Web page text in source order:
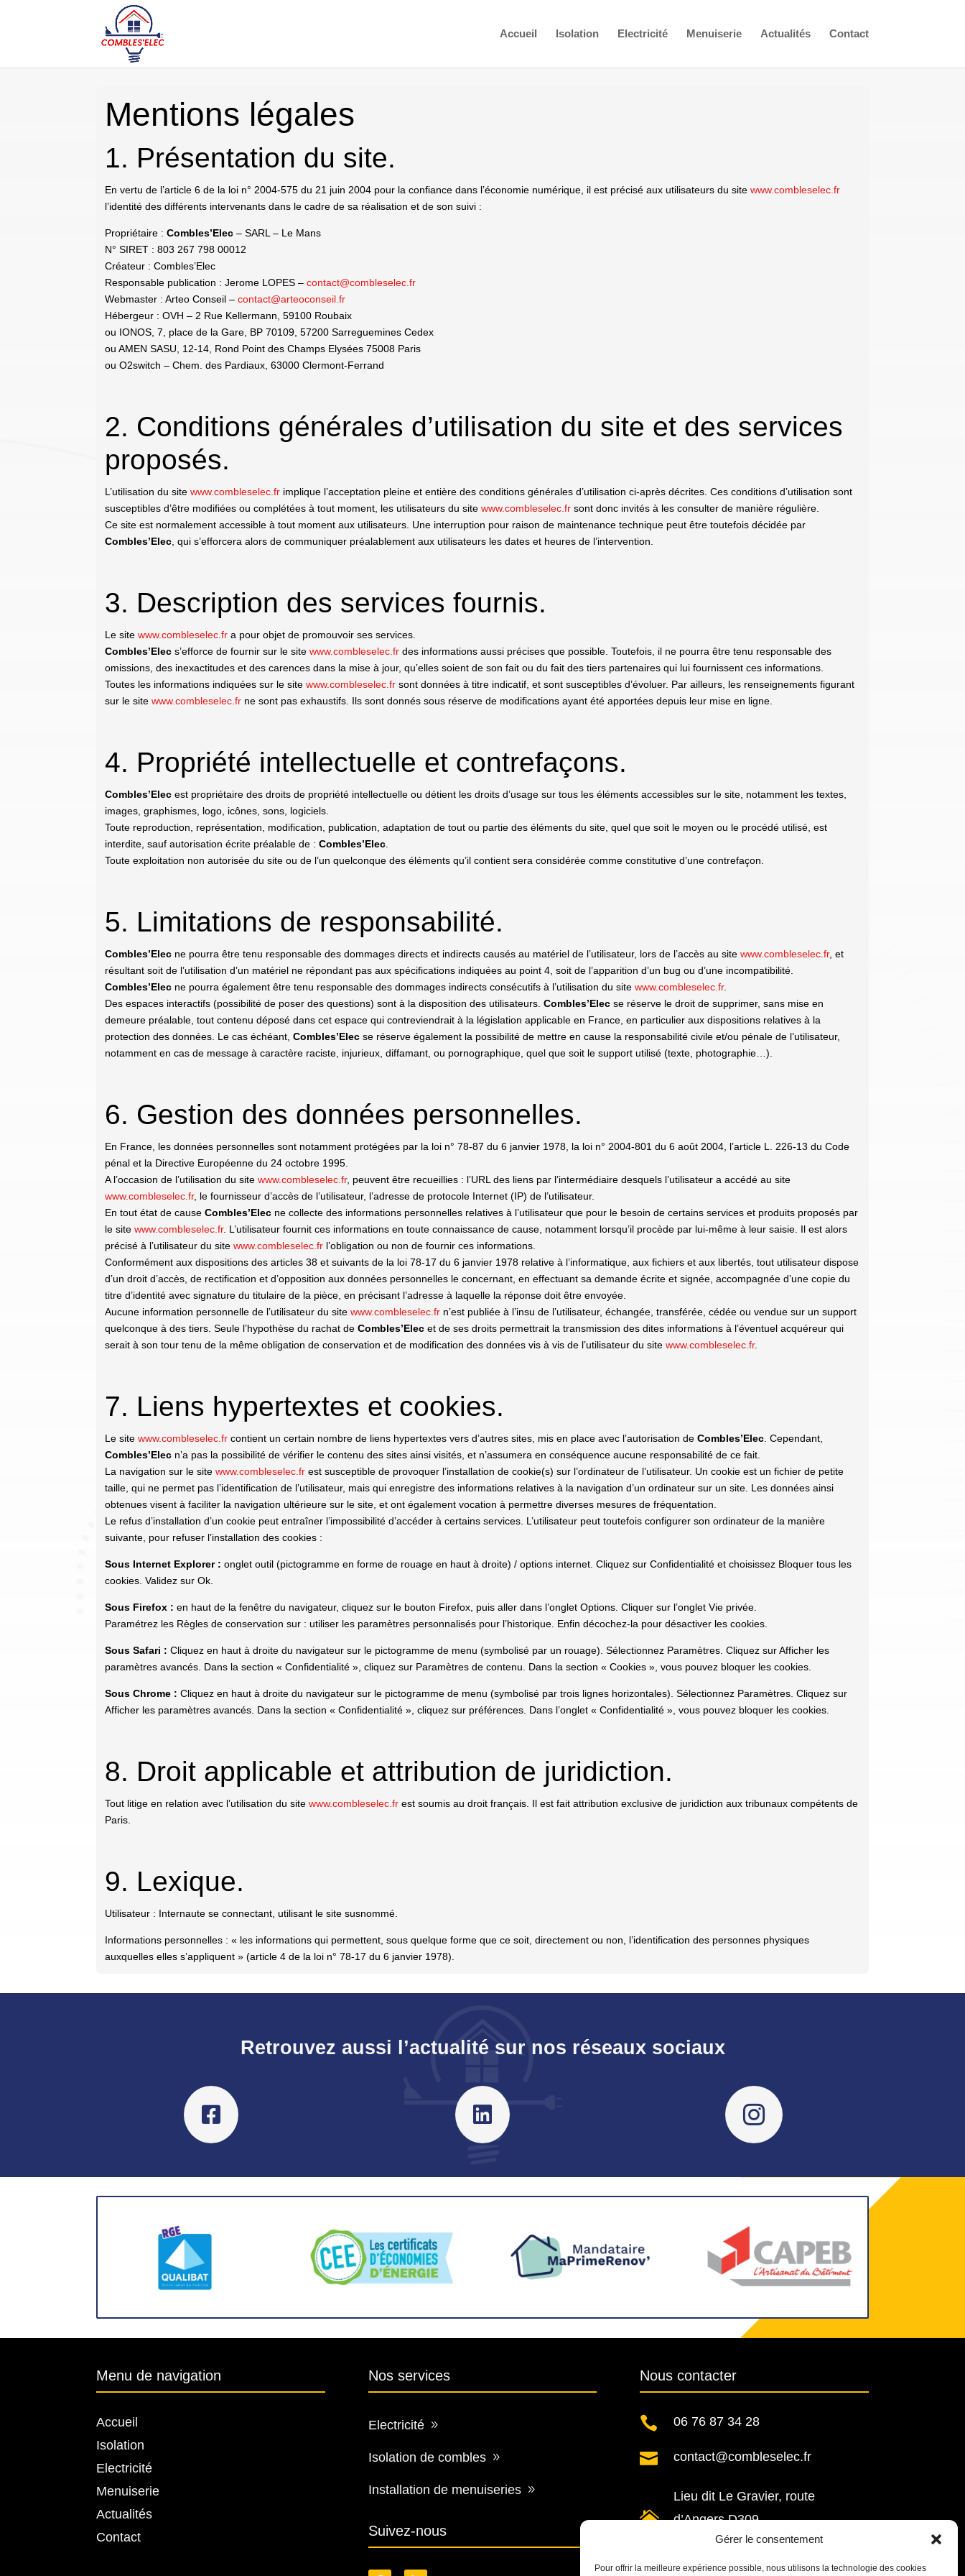
Gérer le consentement
Pour offrir la meilleure expérience possible, nous utilisons la technologie des cookies
Accueil Isolation Electricité Menuiserie Actualités Contact
Mentions légales
1. Présentation du site.
En vertu de l’article 6 de la loi n° 2004-575 du 21 juin 2004 pour la confiance dans l’économie numérique, il est précisé aux utilisateurs du sitewww.combleselec.fr
l’identité des différents intervenants dans le cadre de sa réalisation et de son suivi :
Propriétaire :Combles’Elec – SARL – Le Mans
N° SIRET : 803 267 798 00012
Créateur : Combles’Elec
Responsable publication : Jerome LOPES –contact@combleselec.fr
Webmaster : Arteo Conseil –contact@arteoconseil.fr
Hébergeur : OVH – 2 Rue Kellermann, 59100 Roubaix
ou IONOS, 7, place de la Gare, BP 70109, 57200 Sarreguemines Cedex
ou AMEN SASU, 12-14, Rond Point des Champs Elysées 75008 Paris
ou O2switch – Chem. des Pardiaux, 63000 Clermont-Ferrand
2. Conditions générales d’utilisation du site et des services
proposés.
L’utilisation du sitewww.combleselec.fr implique l’acceptation pleine et entière des conditions générales d’utilisation ci-après décrites. Ces conditions d’utilisation sont
susceptibles d’être modifiées ou complétées à tout moment, les utilisateurs du sitewww.combleselec.fr sont donc invités à les consulter de manière régulière.
Ce site est normalement accessible à tout moment aux utilisateurs. Une interruption pour raison de maintenance technique peut être toutefois décidée par
Combles’Elec , qui s’efforcera alors de communiquer préalablement aux utilisateurs les dates et heures de l’intervention.
3. Description des services fournis.
Le sitewww.combleselec.fr a pour objet de promouvoir ses services.
Combles’Elec s’efforce de fournir sur le sitewww.combleselec.fr des informations aussi précises que possible. Toutefois, il ne pourra être tenu responsable des
omissions, des inexactitudes et des carences dans la mise à jour, qu’elles soient de son fait ou du fait des tiers partenaires qui lui fournissent ces informations.
Toutes les informations indiquées sur le sitewww.combleselec.fr sont données à titre indicatif, et sont susceptibles d’évoluer. Par ailleurs, les renseignements figurant
sur le sitewww.combleselec.fr ne sont pas exhaustifs. Ils sont donnés sous réserve de modifications ayant été apportées depuis leur mise en ligne.
4. Propriété intellectuelle et contrefaçons.
Combles’Elec est propriétaire des droits de propriété intellectuelle ou détient les droits d’usage sur tous les éléments accessibles sur le site, notamment les textes,
images, graphismes, logo, icônes, sons, logiciels.
Toute reproduction, représentation, modification, publication, adaptation de tout ou partie des éléments du site, quel que soit le moyen ou le procédé utilisé, est
interdite, sauf autorisation écrite préalable de :Combles’Elec
Toute exploitation non autorisée du site ou de l’un quelconque des éléments qu’il contient sera considérée comme constitutive d’une contrefaçon.
5. Limitations de responsabilité.
Combles’Elec ne pourra être tenu responsable des dommages directs et indirects causés au matériel de l’utilisateur, lors de l’accès au sitewww.combleselec.fr, et
résultant soit de l’utilisation d’un matériel ne répondant pas aux spécifications indiquées au point 4, soit de l’apparition d’un bug ou d’une incompatibilité.
Combles’Elec ne pourra également être tenu responsable des dommages indirects consécutifs à l’utilisation du sitewww.combleselec.fr.
Des espaces interactifs (possibilité de poser des questions) sont à la disposition des utilisateurs.Combles’Elec se réserve le droit de supprimer, sans mise en
demeure préalable, tout contenu déposé dans cet espace qui contreviendrait à la législation applicable en France, en particulier aux dispositions relatives à la
protection des données. Le cas échéant,Combles’Elec se réserve également la possibilité de mettre en cause la responsabilité civile et/ou pénale de l’utilisateur,
notamment en cas de message à caractère raciste, injurieux, diffamant, ou pornographique, quel que soit le support utilisé (texte, photographie…).
6. Gestion des données personnelles.
En France, les données personnelles sont notamment protégées par la loi n° 78-87 du 6 janvier 1978, la loi n° 2004-801 du 6 août 2004, l’article L. 226-13 du Code
pénal et la Directive Européenne du 24 octobre 1995.
A l’occasion de l’utilisation du sitewww.combleselec.fr, peuvent être recueillies : l’URL des liens par l’intermédiaire desquels l’utilisateur a accédé au site
www.combleselec.fr, le fournisseur d’accès de l’utilisateur, l’adresse de protocole Internet (IP) de l’utilisateur.
En tout état de causeCombles’Elec ne collecte des informations personnelles relatives à l’utilisateur que pour le besoin de certains services et produits proposés par
le sitewww.combleselec.fr. L’utilisateur fournit ces informations en toute connaissance de cause, notamment lorsqu’il procède par lui-même à leur saisie. Il est alors
précisé à l’utilisateur du sitewww.combleselec.fr l’obligation ou non de fournir ces informations.
Conformément aux dispositions des articles 38 et suivants de la loi 78-17 du 6 janvier 1978 relative à l’informatique, aux fichiers et aux libertés, tout utilisateur dispose
d’un droit d’accès, de rectification et d’opposition aux données personnelles le concernant, en effectuant sa demande écrite et signée, accompagnée d’une copie du
titre d’identité avec signature du titulaire de la pièce, en précisant l’adresse à laquelle la réponse doit être envoyée.
Aucune information personnelle de l’utilisateur du sitewww.combleselec.fr n’est publiée à l’insu de l’utilisateur, échangée, transférée, cédée ou vendue sur un support
quelconque à des tiers. Seule l’hypothèse du rachat deCombles’Elec et de ses droits permettrait la transmission des dites informations à l’éventuel acquéreur qui
serait à son tour tenu de la même obligation de conservation et de modification des données vis à vis de l’utilisateur du sitewww.combleselec.fr.
7. Liens hypertextes et cookies.
Le sitewww.combleselec.fr contient un certain nombre de liens hypertextes vers d’autres sites, mis en place avec l’autorisation deCombles’Elec . Cependant,
Combles’Elec n’a pas la possibilité de vérifier le contenu des sites ainsi visités, et n’assumera en conséquence aucune responsabilité de ce fait.
La navigation sur le sitewww.combleselec.fr est susceptible de provoquer l’installation de cookie(s) sur l’ordinateur de l’utilisateur. Un cookie est un fichier de petite
taille, qui ne permet pas l’identification de l’utilisateur, mais qui enregistre des informations relatives à la navigation d’un ordinateur sur un site. Les données ainsi
obtenues visent à faciliter la navigation ultérieure sur le site, et ont également vocation à permettre diverses mesures de fréquentation.
Le refus d’installation d’un cookie peut entraîner l’impossibilité d’accéder à certains services. L’utilisateur peut toutefois configurer son ordinateur de la manière
suivante, pour refuser l’installation des cookies :
Sous Internet Explorer : onglet outil (pictogramme en forme de rouage en haut à droite) / options internet. Cliquez sur Confidentialité et choisissez Bloquer tous les
cookies. Validez sur Ok.
Sous Firefox : en haut de la fenêtre du navigateur, cliquez sur le bouton Firefox, puis aller dans l’onglet Options. Cliquer sur l’onglet Vie privée.
Paramétrez les Règles de conservation sur : utiliser les paramètres personnalisés pour l’historique. Enfin décochez-la pour désactiver les cookies.
Sous Safari : Cliquez en haut à droite du navigateur sur le pictogramme de menu (symbolisé par un rouage). Sélectionnez Paramètres. Cliquez sur Afficher les
paramètres avancés. Dans la section « Confidentialité », cliquez sur Paramètres de contenu. Dans la section « Cookies », vous pouvez bloquer les cookies.
Sous Chrome : Cliquez en haut à droite du navigateur sur le pictogramme de menu (symbolisé par trois lignes horizontales). Sélectionnez Paramètres. Cliquez sur
Afficher les paramètres avancés. Dans la section « Confidentialité », cliquez sur préférences. Dans l’onglet « Confidentialité », vous pouvez bloquer les cookies.
8. Droit applicable et attribution de juridiction.
Tout litige en relation avec l’utilisation du sitewww.combleselec.fr est soumis au droit français. Il est fait attribution exclusive de juridiction aux tribunaux compétents de
Paris.
9. Lexique.
Utilisateur : Internaute se connectant, utilisant le site susnommé.
Informations personnelles : « les informations qui permettent, sous quelque forme que ce soit, directement ou non, l’identification des personnes physiques
auxquelles elles s’appliquent » (article 4 de la loi n° 78-17 du 6 janvier 1978).
Retrouvez aussi l’actualité sur nos réseaux sociaux
  
Menu de navigation
Accueil
Isolation
Electricité
Menuiserie
Actualités
Contact
Nos services
Electricité
Isolation de combles
Installation de menuiseries
Suivez-nous
Nous contacter
 06 76 87 34 28
 contact@combleselec.fr

Lieu dit Le Gravier, route
d’Angers D309
72300 Sablé-sur-Sarthe